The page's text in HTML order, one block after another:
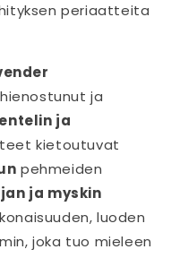
periaatteita
ja
ja
kietoutuvat
pehmeiden
ja myskin
luoden
joka tuo mieleen